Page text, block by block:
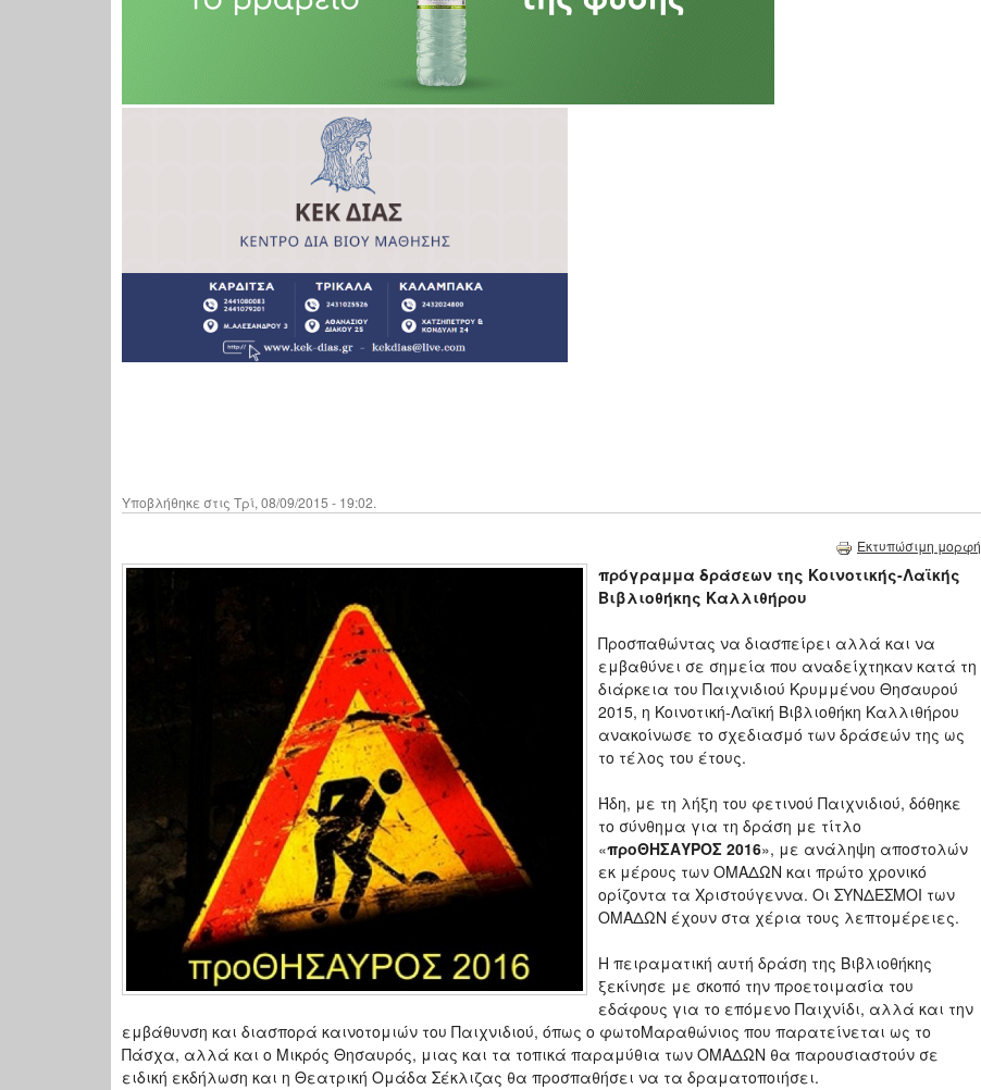
Υποβλήθηκε στις Τρί, 08/09/2015 - 19:02.
Εκτυπώσιμη μορφή
πρόγραμμα δράσεων της Κοινοτικής-Λαϊκής
Βιβλιοθήκης Καλλιθήρου
Προσπαθώντας να διασπείρει αλλά και να
εμβαθύνει σε σημεία που αναδείχτηκαν κατά τη
διάρκεια του Παιχνιδιού Κρυμμένου Θησαυρού
2015, η Κοινοτική-Λαϊκή Βιβλιοθήκη Καλλιθήρου
ανακοίνωσε το σχεδιασμό των δράσεών της ως
το τέλος του έτους.
Ήδη, με τη λήξη του φετινού Παιχνιδιού, δόθηκε
το σύνθημα για τη δράση με τίτλο
«προΘΗΣΑΥΡΟΣ 2016», με ανάληψη αποστολών
εκ μέρους των ΟΜΑΔΩΝ και πρώτο χρονικό
ορίζοντα τα Χριστούγεννα. Οι ΣΥΝΔΕΣΜΟΙ των
ΟΜΑΔΩΝ έχουν στα χέρια τους λεπτομέρειες.
Η πειραματική αυτή δράση της Βιβλιοθήκης
ξεκίνησε με σκοπό την προετοιμασία του
εδάφους για το επόμενο Παιχνίδι, αλλά και την
εμβάθυνση και διασπορά καινοτομιών του Παιχνιδιού, όπως ο φωτοΜαραθώνιος που παρατείνεται ως το
Πάσχα, αλλά και ο Μικρός Θησαυρός, μιας και τα τοπικά παραμύθια των ΟΜΑΔΩΝ θα παρουσιαστούν σε
ειδική εκδήλωση και η Θεατρική Ομάδα Σέκλιζας θα προσπαθήσει να τα δραματοποιήσει.